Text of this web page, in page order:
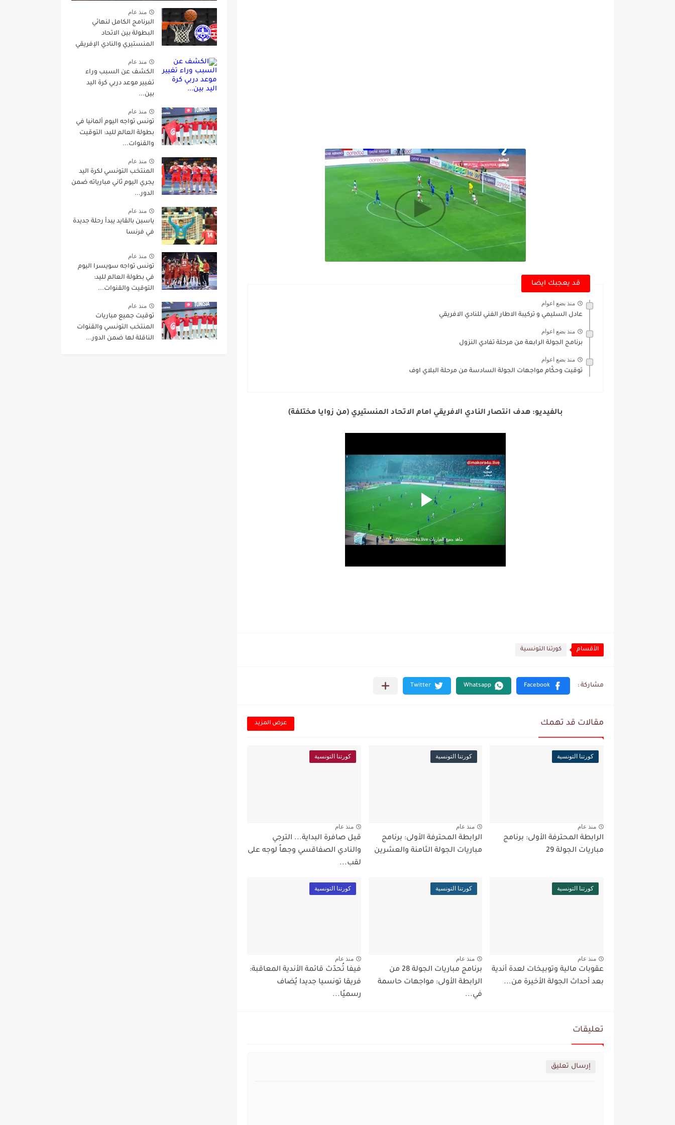
قد يعجبك ايضا
منذ بضع اعوام
عادل السليمي و تركيبة الاطار الفني للنادي الافريقي
منذ بضع اعوام
برنامج الجولة الرابعة من مرحلة تفادي النزول
منذ بضع اعوام
توقيت وحكّام مواجهات الجولة السادسة من مرحلة البلاي اوف
بالفيديو: هدف انتصار النادي الافريقي امام الاتحاد المنستيري (من زوايا مختلفة)
الأقسام كورتنا التونسية
مقالات قد تهمك عرض المزيد
كورتنا التونسية
منذ عام
الرابطة المحترفة الأولى: برنامج
مباريات الجولة 29
كورتنا التونسية
منذ عام
الرابطة المحترفة الأولى: برنامج
مباريات الجولة الثامنة والعشرين
كورتنا التونسية
منذ عام
قبل صافرة البداية... الترجي
والنادي الصفاقسي وجهاً لوجه على
لقب...
كورتنا التونسية
منذ عام
عقوبات مالية وتوبيخات لعدة أندية
بعد أحداث الجولة الأخيرة من...
كورتنا التونسية
منذ عام
برنامج مباريات الجولة 28 من
الرابطة الأولى: مواجهات حاسمة
في...
كورتنا التونسية
منذ عام
فيفا تُحدّث قائمة الأندية المعاقبة:
فريقا تونسيا جديدا يُضاف
رسميًا...
تعليقات
إرسال تعليق
منذ عام
البرنامج الكامل لنهائي
البطولة بين الاتحاد
المنستيري والنادي الإفريقي
منذ عام
الكشف عن السبب وراء
تغيير موعد دربي كرة اليد
بين...
منذ عام
تونس تواجه اليوم ألمانيا في
بطولة العالم لليد: التوقيت
والقنوات...
منذ عام
المنتخب التونسي لكرة اليد
يجري اليوم ثاني مبارياته ضمن
الدور...
منذ عام
ياسين بالقايد يبدأ رحلة جديدة
في فرنسا
منذ عام
تونس تواجه سويسرا اليوم
في بطولة العالم لليد:
التوقيت والقنوات...
منذ عام
توقيت جميع مباريات
المنتخب التونسي والقنوات
الناقلة لها ضمن الدور...